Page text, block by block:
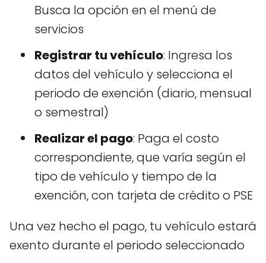
Busca la opción en el menú de
servicios
Registrar tu vehículo: Ingresa los
datos del vehículo y selecciona el
periodo de exención (diario, mensual
o semestral)
Realizar el pago: Paga el costo
correspondiente, que varía según el
tipo de vehículo y tiempo de la
exención, con tarjeta de crédito o PSE
Una vez hecho el pago, tu vehículo estará
exento durante el periodo seleccionado